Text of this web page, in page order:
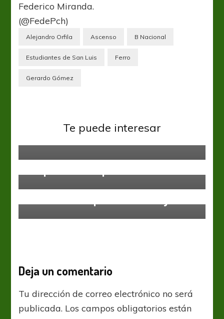
Federico Miranda.
(@FedePch)
Alejandro Orfila Ascenso B Nacional
Estudiantes de San Luis Ferro
Gerardo Gómez
Te puede interesar
Patronato prescindirá de Matías
Deja un comentario
Tu dirección de correo electrónico no será
publicada. Los campos obligatorios están